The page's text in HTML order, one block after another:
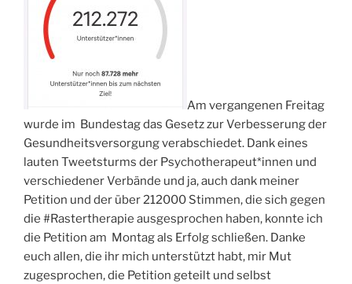
Am vergangenen Freitag
wurde im Bundestag das Gesetz zur Verbesserung der
Gesundheitsversorgung verabschiedet. Dank eines
lauten Tweetsturms der Psychotherapeut*innen und
verschiedener Verbände und ja, auch dank meiner
Petition und der über 212000 Stimmen, die sich gegen
die #Rastertherapie ausgesprochen haben, konnte ich
die Petition am Montag als Erfolg schließen. Danke
euch allen, die ihr mich unterstützt habt, mir Mut
zugesprochen, die Petition geteilt und selbst